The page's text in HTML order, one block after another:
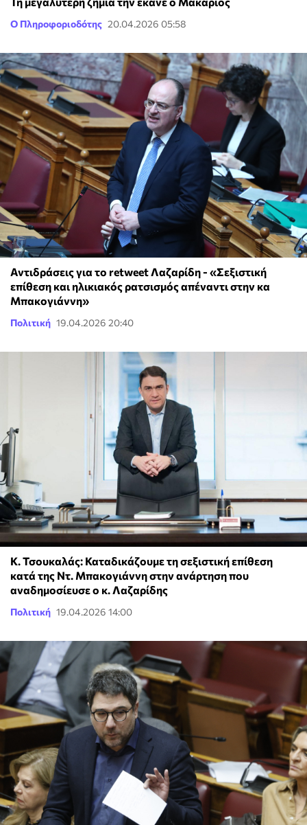
Ο Πληροφοριοδότης 20.04.2026 05:58
Αντιδράσεις για το retweet Λαζαρίδη - «Σεξιστική
επίθεση και ηλικιακός ρατσισμός απέναντι στην κα
Μπακογιάννη»
Πολιτική 19.04.2026 20:40
Κ. Τσουκαλάς: Καταδικάζουμε τη σεξιστική επίθεση
κατά της Ντ. Μπακογιάννη στην ανάρτηση που
αναδημοσίευσε ο κ. Λαζαρίδης
Πολιτική 19.04.2026 14:00